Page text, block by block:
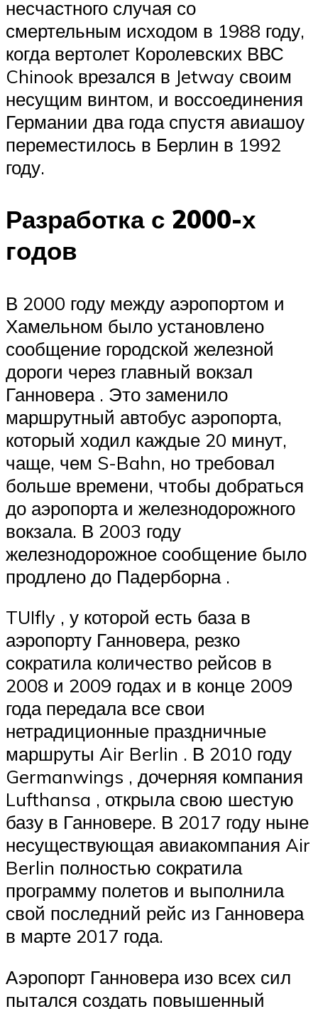
несчастного случая со
смертельным исходом в 1988 году,
когда вертолет Королевских ВВС
Chinook врезался в Jetway своим
несущим винтом, и воссоединения
Германии два года спустя авиашоу
переместилось в Берлин в 1992
году.
Разработка с 2000-х
годов
В 2000 году между аэропортом и
Хамельном было установлено
сообщение городской железной
дороги через главный вокзал
Ганновера. Это заменило
маршрутный автобус аэропорта,
который ходил каждые 20 минут,
чаще, чем S-Bahn, но требовал
больше времени, чтобы добраться
до аэропорта и железнодорожного
вокзала. В 2003 году
железнодорожное сообщение было
продлено до Падерборна.
TUIfly , у которой есть база в
аэропорту Ганновера, резко
сократила количество рейсов в
2008 и 2009 годах и в конце 2009
года передала все свои
нетрадиционные праздничные
маршруты Air Berlin . В 2010 году
Germanwings , дочерняя компания
Lufthansa , открыла свою шестую
базу в Ганновере. В 2017 году ныне
несуществующая авиакомпания Air
Berlin полностью сократила
программу полетов и выполнила
свой последний рейс из Ганновера
в марте 2017 года.
Аэропорт Ганновера изо всех сил
пытался создать повышенный